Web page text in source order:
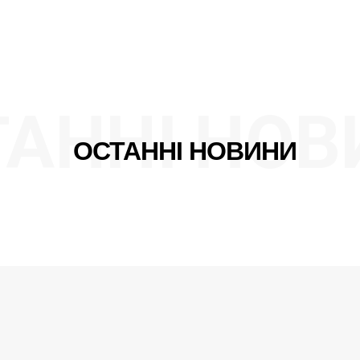
ОСТАННІ НОВИНИ